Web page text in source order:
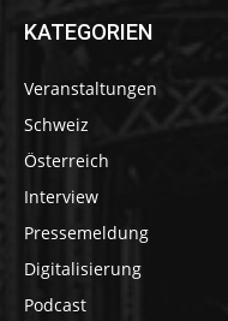
KATEGORIEN
Veranstaltungen
Schweiz
Österreich
Interview
Pressemeldung
Digitalisierung
Podcast